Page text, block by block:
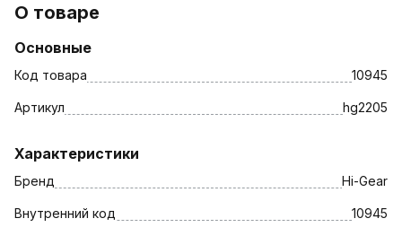
О товаре
Основные
Код товара 10945
Артикул hg2205
Характеристики
Бренд Hi-Gear
Внутренний код 10945